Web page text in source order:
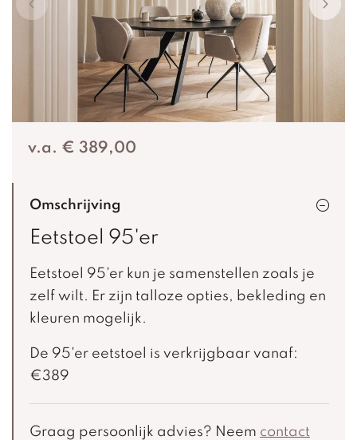
v.a. € 389,00
Omschrijving
Eetstoel 95'er
Eetstoel 95'er kun je samenstellen zoals je
zelf wilt. Er zijn talloze opties, bekleding en
kleuren mogelijk.
De 95'er eetstoel is verkrijgbaar vanaf:
€389
Graag persoonlijk advies? Neem contact